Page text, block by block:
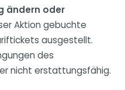
ändern oder
Aktion gebuchte
ausgestellt.
des
nicht erstattungsfähig.